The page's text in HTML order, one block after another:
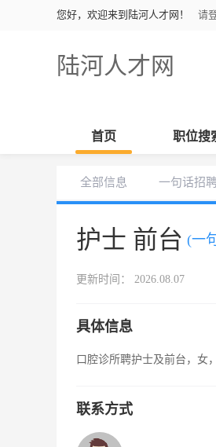
您好，欢迎来到陆河人才网！ 请
陆河人才网
首页 职位搜
全部信息 一句话招
护士 前台 (一
更新时间： 2026.08.07
具体信息
口腔诊所聘护士及前台，女
联系方式